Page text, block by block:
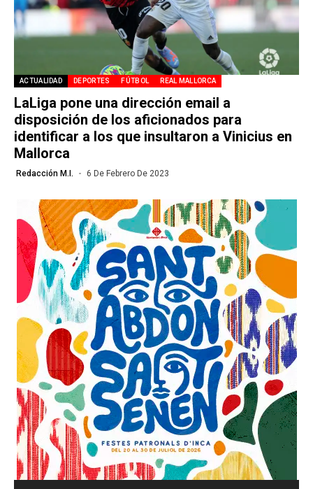
ACTUALIDAD DEPORTES FÚTBOL REAL MALLORCA
LaLiga pone una dirección email a
disposición de los aficionados para
identificar a los que insultaron a Vinicius en
Mallorca
Redacción M.I. 6 De Febrero De 2023